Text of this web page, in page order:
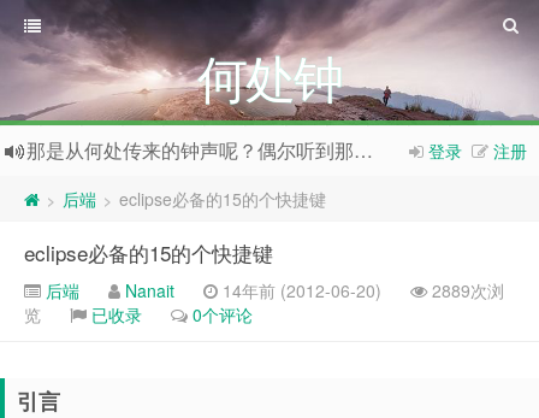
何处钟
登录 注册
那是从何处传来的钟声呢？偶尔听到那钟声，平添一份喜悦与向往之情。
> 后端 > eclipse必备的15的个快捷键
eclipse必备的15的个快捷键
后端 Nanait 14年前 (2012-06-20)
2889次浏
览
已收录 0个评论
引言